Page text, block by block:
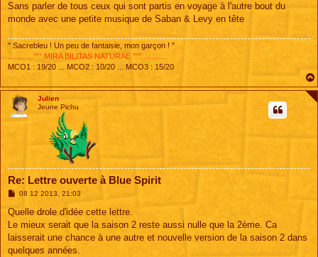
Sans parler de tous ceux qui sont partis en voyage à l'autre bout du
monde avec une petite musique de Saban & Levy en tête
" Sacrebleu ! Un peu de fantaisie, mon garçon ! "
............°°° MIRA BILITAS NATURAE °°°............
MCO1 : 19/20 ... MCO2 : 10/20 ... MCO3 : 15/20
Julien
Jeune Pichu
Re: Lettre ouverte à Blue Spirit
M
s
a
g
08 12 2013, 21:03
Quelle drole d'idée cette lettre.
Le mieux serait que la saison 2 reste aussi nulle que la 2ème. Ca
laisserait une chance à une autre et nouvelle version de la saison 2 dans
quelques années.